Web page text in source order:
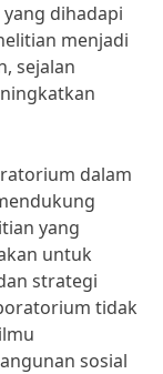
dihadapi
menjadi
sejalan
dalam
yang
untuk
strategi
tidak
sosial